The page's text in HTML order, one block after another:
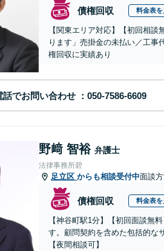
債権回収 料金表を
【関東エリア対応】【初回相
ります」売掛金の未払い／工事
権回収に実績あり
話でお問い合わせ
野﨑 智裕 弁護士
法律事務所碧
足立区 からも相談受付中面談
債権回収 料金表を
【神谷町駅1分】【初回面談無
す。顧問契約を含めた包括的な
【夜間相談可】